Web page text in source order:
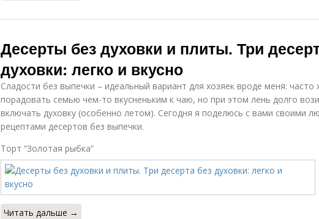
Десерты без духовки и плиты. Три
духовки: легко и вкусно
Сладости без выпечки – идеальный вариант для хозяек вроде меня: часто
порадовать семью чем-то вкусненьким к чаю, но при этом лень долго
включать духовку (особенно летом). Сегодня я поделюсь с вами своими
рецептами десертов без выпечки.
Торт “Золотая рыбка”
Читать дальше →